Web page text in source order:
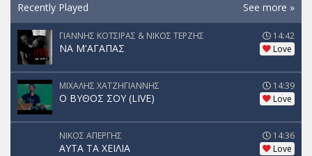
Recently Played See more »
ΓΙΑΝΝΗΣ ΚΟΤΣΙΡΑΣ & ΝΙΚΟΣ ΤΕΡΖΗΣ
ΝΑ Μ'ΑΓΑΠΑΣ
14:42
Love
ΜΙΧΑΛΗΣ ΧΑΤΖΗΓΙΑΝΝΗΣ
Ο ΒΥΘΟΣ ΣΟΥ (LIVE)
14:39
Love
ΝΙΚΟΣ ΑΠΕΡΓΗΣ
ΑΥΤΑ ΤΑ ΧΕΙΛΙΑ
14:36
Love